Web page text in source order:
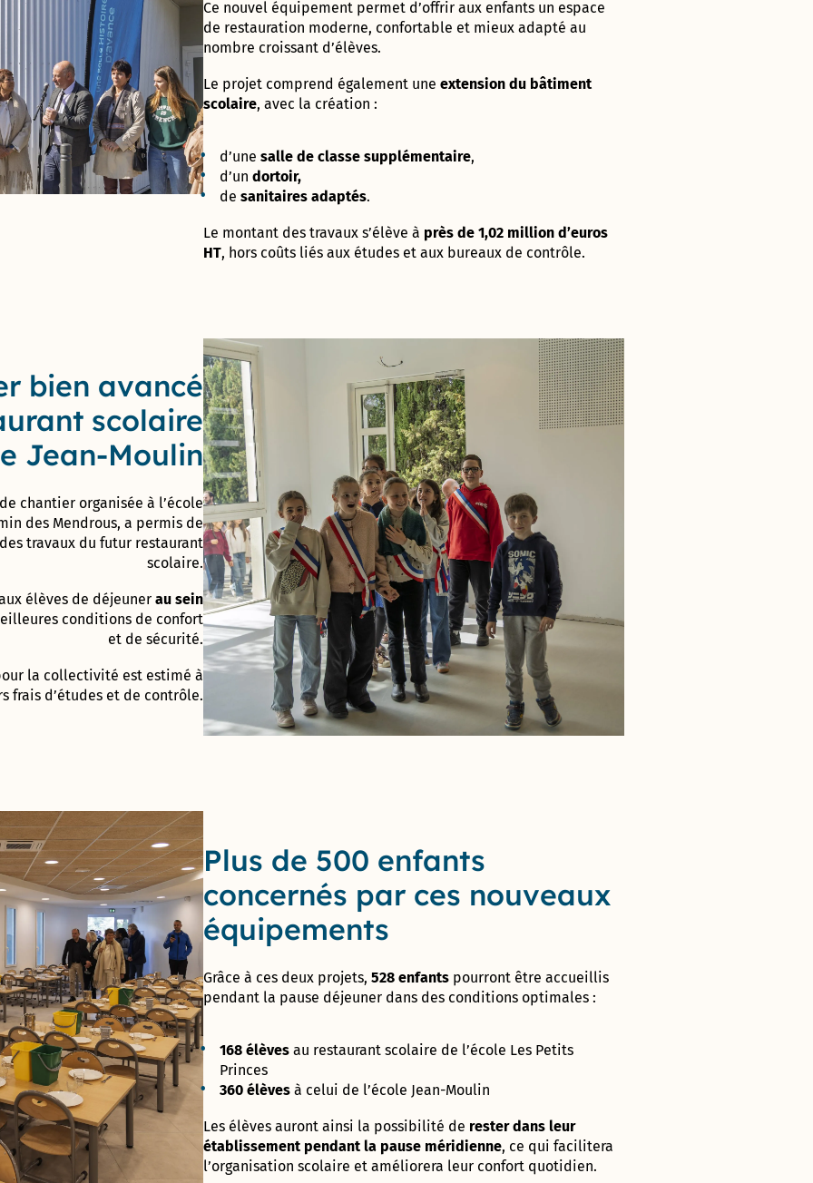
Administrative
et Citoyenne
Direction
de
l’Enfance
Direction
(DAP) – Guichet
unique
Pôle
Attractivité
Patrimoine
Urbanisme
/ DPAE /
DAP)
Technique
Municipal
des
Moyens
Direction
des
Finances,
de l’Achat
et de
l’Evaluation
Direction
des
ressources
humaines
Direction de la
Communication
Direction
des
Affaires
Culturelles
Marianne D’Or
du
Développement
Durable – 2017
Ville
ludique
&
2010
Prix
énergies
citoyennes
– 2010 et
Gymnase des
Perrières
(Conseil
Départemental)
Ce nouvel équipement permet d’offrir aux enfants un espace
de restauration moderne, confortable et mieux adapté au
nombre croissant d’élèves.
Le projet comprend également une extension du bâtiment
scolaire, avec la création :
d’une salle de classe supplémentaire,
d’un dortoir,
de sanitaires adaptés.
Le montant des travaux s’élève à près de 1,02 million d’euros
HT, hors coûts liés aux études et aux bureaux de contrôle.
bien avancé
scolaire
Jean-Moulin
de chantier organisée à l’école
des Mendrous, a permis de
des travaux du futur restaurant
scolaire.
élèves de déjeuner au sein
conditions de confort
et de sécurité.
la collectivité est estimé à
frais d’études et de contrôle.
Plus de 500 enfants
concernés par ces nouveaux
équipements
Grâce à ces deux projets, 528 enfants pourront être accueillis
pendant la pause déjeuner dans des conditions optimales :
168 élèves au restaurant scolaire de l’école Les Petits
Princes
360 élèves à celui de l’école Jean-Moulin
Les élèves auront ainsi la possibilité de resterdans leur
établissement pendantla pause méridienne, ce qui facilitera
l’organisation scolaire et améliorera leur confort quotidien.